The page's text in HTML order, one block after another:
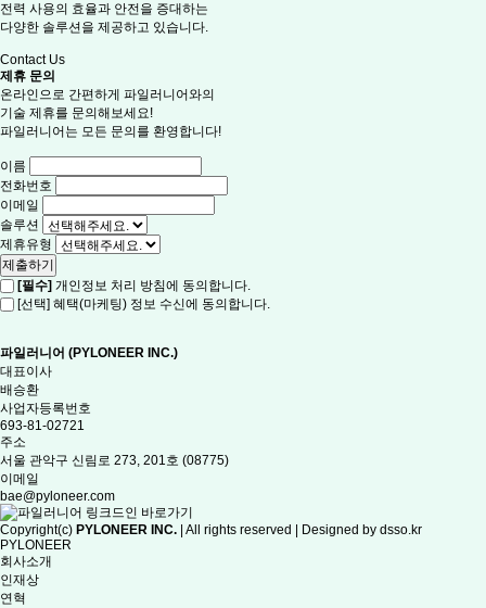
전력 사용의 효율과 안전을 증대하는
다양한 솔루션을 제공하고 있습니다.
Contact Us
제휴 문의
온라인으로 간편하게 파일러니어와의
기술 제휴를 문의해보세요!
파일러니어는 모든 문의를 환영합니다!
이름
전화번호
이메일
솔루션
제휴유형
[필수] 개인정보 처리 방침에 동의합니다.
[선택] 혜택(마케팅) 정보 수신에 동의합니다.
파일러니어 (PYLONEER INC.)
대표이사
배승환
사업자등록번호
693-81-02721
주소
서울 관악구 신림로 273, 201호 (08775)
이메일
bae@pyloneer.com
Copyright(c) PYLONEER INC. | All rights reserved | Designed by dsso.kr
PYLONEER
회사소개
인재상
연혁